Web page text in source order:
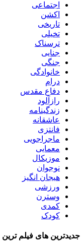
اجتماعی
اکشن
تاریخی
تخیلی
ترسناک
جنایی
جنگی
خانوادگی
درام
دفاع مقدس
رازآلود
زندگینامه
عاشقانه
فانتزی
ماجراجویی
معمایی
موزیکال
نوجوان
هیجان انگیز
ورزشی
وسترن
کمدی
کودک
جدیدترین های فیلم ترین